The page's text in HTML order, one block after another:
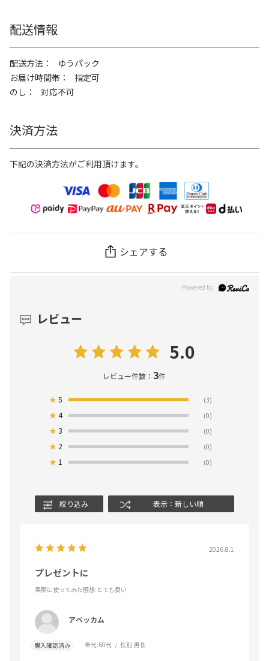
配送情報
配送方法
ゆうパック
お届け時間帯
指定可
のし
対応不可
決済方法
下記の決済方法がご利用頂けます。
シェアする
レビュー
5.0
レビュー件数：3件
★5 (3)
★4 (0)
★3 (0)
★ 2 (0)
★ 1 (0)
絞り込み 表示：新しい順
2026.8.1
プレゼントに
実際に使ってみた感想:とても良い
アベッカム
購入確認済み 年代:60代 性別:男性